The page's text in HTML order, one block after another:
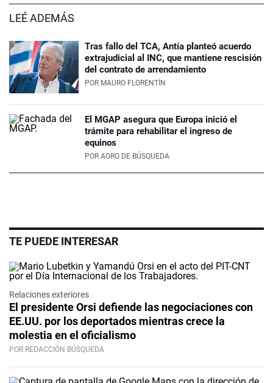
LEÉ ADEMÁS
Tras fallo del TCA, Antía planteó acuerdo
extrajudicial al INC, que mantiene rescisión
del contrato de arrendamiento
POR MAURO FLORENTÍN
El MGAP asegura que Europa inició el
trámite para rehabilitar el ingreso de
equinos
POR AGRO DE BÚSQUEDA
TE PUEDE INTERESAR
Relaciones exteriores
El presidente Orsi defiende las negociaciones con
EE.UU. por los deportados mientras crece la
molestia en el oficialismo
POR REDACCIÓN BÚSQUEDA